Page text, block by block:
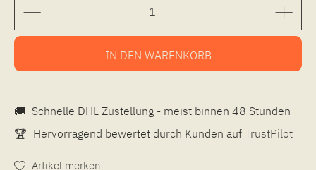
IN DEN WARENKORB
🚚 Schnelle DHL Zustellung - meist binnen 48 Stunden
🏆 Hervorragend bewertet durch Kunden auf TrustPilot
Artikel merken